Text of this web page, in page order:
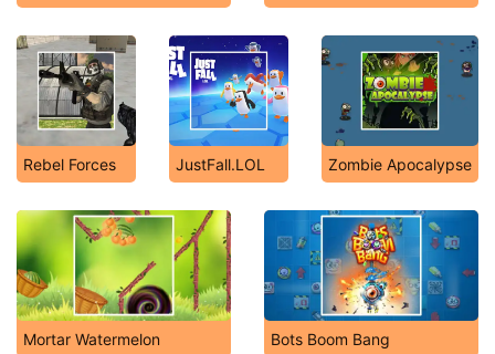
Rebel Forces JustFall.LOL Zombie Apocalypse
Mortar Watermelon Bots Boom Bang